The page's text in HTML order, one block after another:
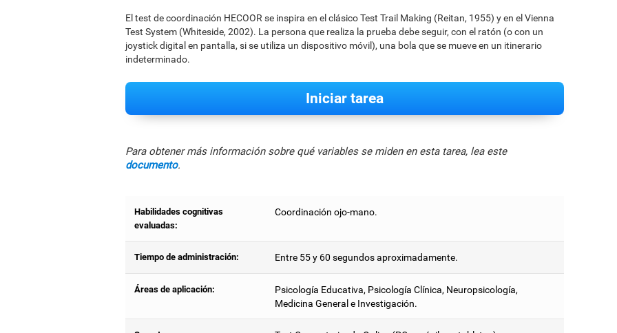
El test de coordinación HECOOR se inspira en el clásico Test Trail Making (Reitan, 1955) y en el Vienna
Test System (Whiteside, 2002). La persona que realiza la prueba debe seguir, con el ratón (o con un
joystick digital en pantalla, si se utiliza un dispositivo móvil), una bola que se mueve en un itinerario
indeterminado.
Iniciar tarea
Para obtener más información sobre qué variables se miden en esta tarea, lea este
documento.
Habilidades cognitivas
evaluadas:
Coordinación ojo-mano.
Tiempo de administración: Entre 55 y 60 segundos aproximadamente.
Áreas de aplicación:
Psicología Educativa, Psicología Clínica, Neuropsicología,
Medicina General e Investigación.